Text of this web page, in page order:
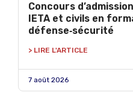
Concours
IETA et civils en
défense‑sécurité
> LIRE L'ARTICLE
7 août 2026